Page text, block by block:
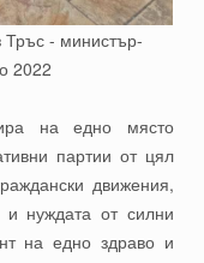
2022
на едно място
партии от цял
движения,
и нуждата от силни
на едно здраво и